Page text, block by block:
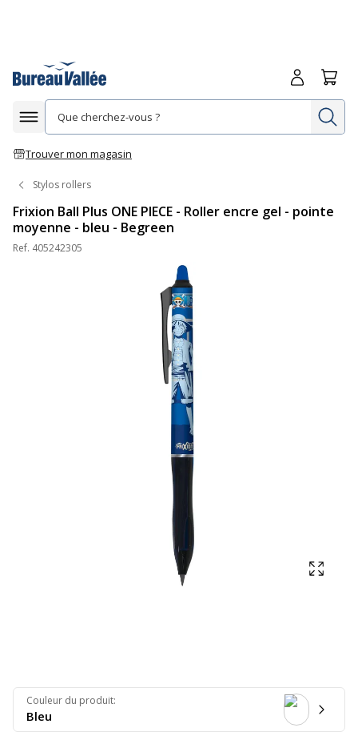
Afficher la navigation
Trouver mon magasin
Me
Stylos rollers
Frixion Ball Plus ONE PIECE - Roller encre gel - pointe
moyenne - bleu - Begreen
Ref. 405242305
Couleur du produit:
Bleu